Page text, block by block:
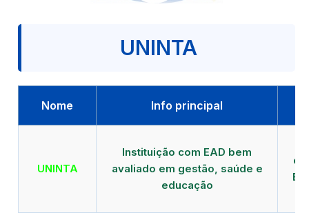
UNINTA
Nome Info principal
UNINTA
Instituição com EAD bem
avaliado em gestão, saúde e
educação